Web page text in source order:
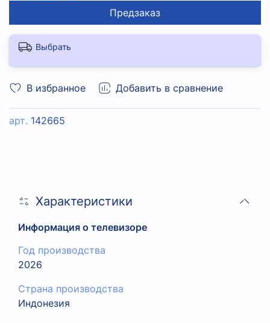
В избранное Добавить в сравнение
арт. 142665
Предзаказ
Выбрать
Характеристики
Информация о телевизоре
Год производства
2026
Страна производства
Индонезия